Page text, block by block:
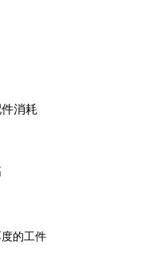
消耗
的工件